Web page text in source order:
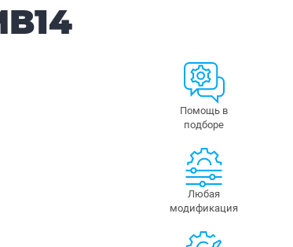
Помощь в
подборе
Любая
модификация